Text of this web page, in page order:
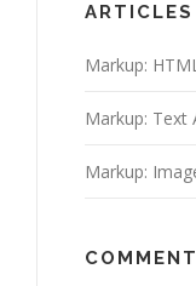
Markup:
Markup: Text
Markup: